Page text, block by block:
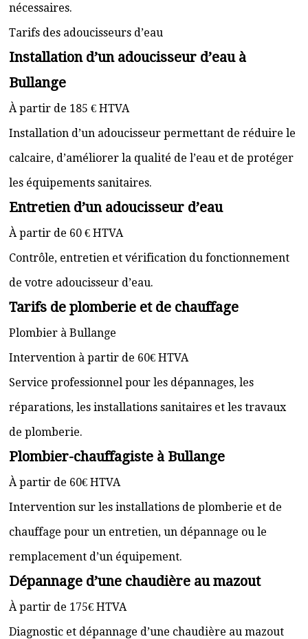
nécessaires.
Tarifs des adoucisseurs d’eau
Installation d’un adoucisseur d’eau à
Bullange
À partir de 185 € HTVA
Installation d’un adoucisseur permettant de réduire le
calcaire, d’améliorer la qualité de l’eau et de protéger
les équipements sanitaires.
Entretien d’un adoucisseur d’eau
À partir de 60 € HTVA
Contrôle, entretien et vérification du fonctionnement
de votre adoucisseur d’eau.
Tarifs de plomberie et de chauffage
Plombier à Bullange
Intervention à partir de 60€ HTVA
Service professionnel pour les dépannages, les
réparations, les installations sanitaires et les travaux
de plomberie.
Plombier-chauffagiste à Bullange
À partir de 60€ HTVA
Intervention sur les installations de plomberie et de
chauffage pour un entretien, un dépannage ou le
remplacement d’un équipement.
Dépannage d’une chaudière au mazout
À partir de 175€ HTVA
Diagnostic et dépannage d’une chaudière au mazout